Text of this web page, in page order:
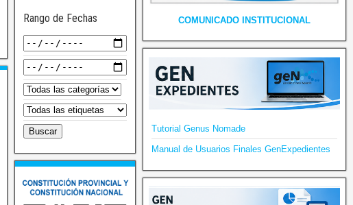
Rango de Fechas COMUNICADO INSTITUCIONAL
Tutorial Genus Nomade
Manual de Usuarios Finales GenExpedientes